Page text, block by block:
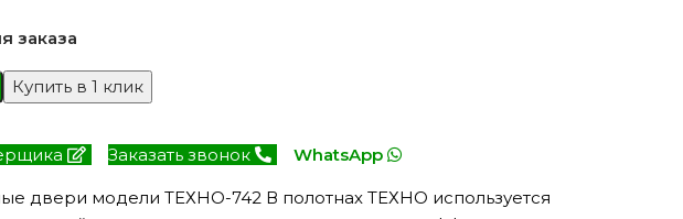
заказа
Купить в 1 клик
Заказать звонок WhatsApp
двери модели ТЕХНО-742 В полотнах ТЕХНО используется